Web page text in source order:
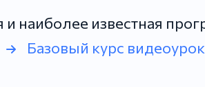
наиболее известная
Базовый курс